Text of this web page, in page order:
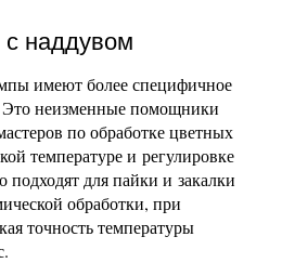
наддувом
имеют более специфичное
Это неизменные помощники
по обработке цветных
температуре и регулировке
подходят для пайки и закалки
обработки, при
точность температуры